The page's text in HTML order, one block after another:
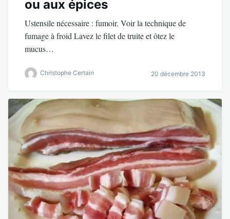
ou aux épices
Ustensile nécessaire : fumoir. Voir la technique de
fumage à froid Lavez le filet de truite et ôtez le
mucus…
Christophe Certain 20 décembre 2013